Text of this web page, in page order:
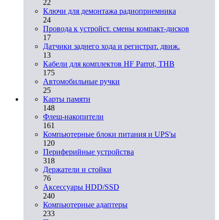
22
Ключи для демонтажа радиоприемника
24
Провода к устройст. смены компакт-дисков
17
Датчики заднего хода и регистрат. движ.
13
Кабели для комплектов HF Parrot, THB
175
Автомобильные ручки
25
Карты памяти
148
Флеш-накопители
161
Компьютерные блоки питания и UPS'ы
120
Периферийные устройства
318
Держатели и стойки
76
Аксессуары HDD/SSD
240
Компьютерные адаптеры
233